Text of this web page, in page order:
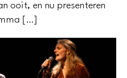
ooit, en nu presenteren
[…]